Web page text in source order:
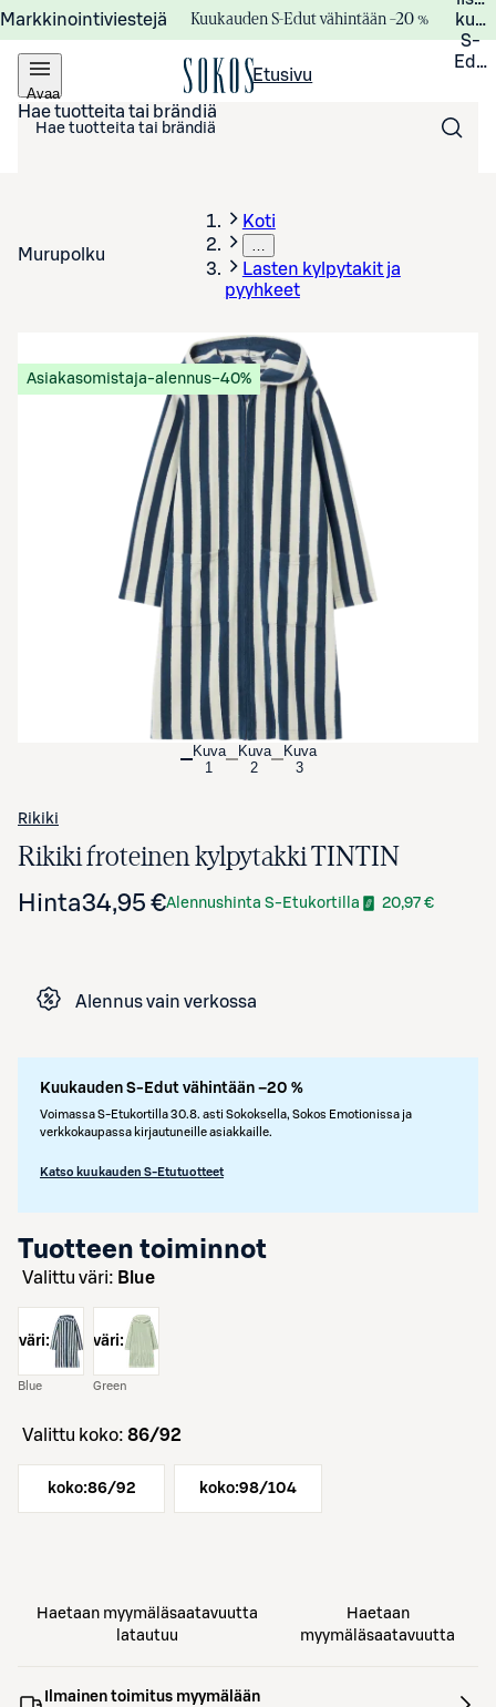
Markkinointiviestejä Kuukauden S-Edut vähintään –20 %
S-
Avaa
valikko
Etusivu
Hae tuotteita tai brändiä
Murupolku
Koti
…
Lasten kylpytakit ja
pyyhkeet
Avaa tuotekuva suurennettuna
Asiakasomistaja-alennus−40%
Kuva
1
Kuva
2
Kuva
3
Rikiki
Rikiki froteinen kylpytakki TINTIN
Hinta34,95 €Alennushinta S-Etukortilla 20,97 €
Alennus vain verkossa
Kuukauden S-Edut vähintään –20 %
Voimassa S-Etukortilla 30.8. asti Sokoksella, Sokos Emotionissa ja
verkkokaupassa kirjautuneille asiakkaille.
Katso kuukauden S-Etutuotteet
Tuotteen toiminnot
Valittu väri: Blue
väri:
Blue
väri:
Green
Valittu koko: 86/92
koko:86/92 koko:98/104
Haetaan myymäläsaatavuutta
latautuu
Haetaan
myymäläsaatavuutta
Ilmainen toimitus myymälään